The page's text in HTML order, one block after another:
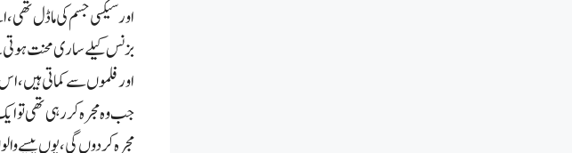
اور سیکسی جسم کی ماڈل
بزنس کیلے ساری محنت ہوتی
اور فلموں سے کماتی
جب وہ مجرہ کر رہی تھی تو
مجرہ کردوں گی،یوں پیسے